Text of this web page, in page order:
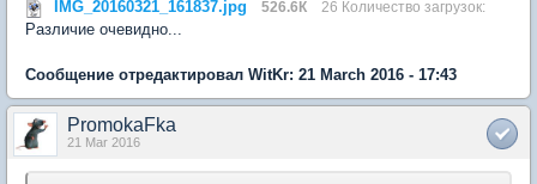
IMG_20160321_161837.jpg
526.6К 26 Количество загрузок:
Различие очевидно...
Сообщение отредактировал WitKr: 21 March 2016 - 17:43
PromokaFka
21 Mar 2016